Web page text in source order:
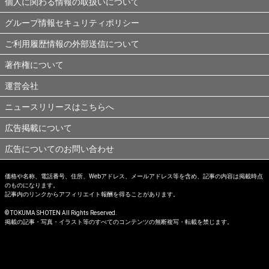
グループ情報セキュリティポリシー
ご利用履歴情報の外部送信について
著作権について
運営会社
ニュースリリースはこちらへ
広告掲載について
広告についてのお問い合わせ
価格や名称、電話番号、住所、Webアドレス、メールアドレス等を含め、記事の内容は掲載時点
のものになります。
記事内のリンクからアフィリエイト報酬を得ることがあります。
© TOKUMA SHOTEN All Rights Reserved.
掲載の記事・写真・イラスト等のすべてのコンテンツの無断複写・転載を禁じます。